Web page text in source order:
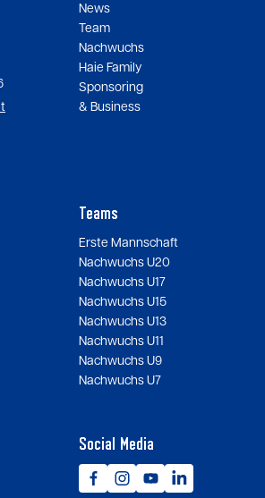
News
Team
Nachwuchs
Haie Family
Sponsoring
& Business
Teams
Erste Mannschaft
Nachwuchs U20
Nachwuchs U17
Nachwuchs U15
Nachwuchs U13
Nachwuchs U11
Nachwuchs U9
Nachwuchs U7
Social Media